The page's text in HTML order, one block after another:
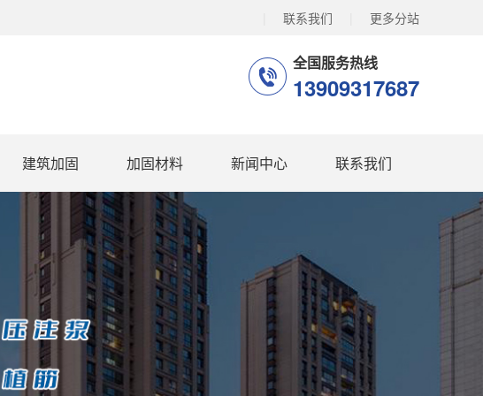
联系我们 更多分站
全国服务热线
13909317687
建筑加固 加固材料 新闻中心 联系我们